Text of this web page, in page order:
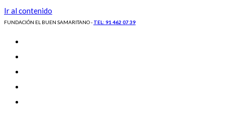
Ir al contenido
FUNDACIÓN EL BUEN SAMARITANO - TEL: 91 462 07 39